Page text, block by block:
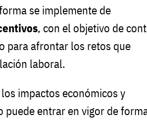
se implemente de
, con el objetivo de
para afrontar los retos que
laboral.
impactos económicos y
puede entrar en vigor de